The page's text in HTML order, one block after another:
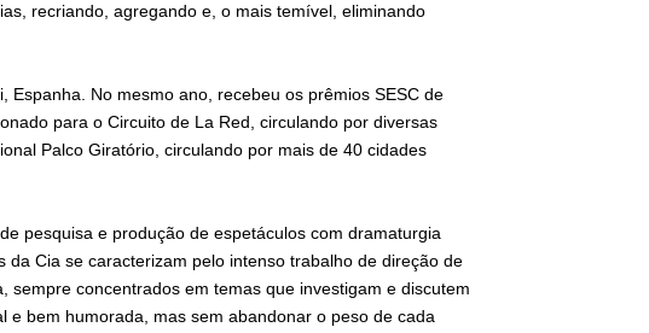
recriando, agregando e, o mais temível, eliminando
No mesmo ano, recebeu os prêmios SESC de
para o Circuito de La Red, circulando por diversas
Palco Giratório, circulando por mais de 40 cidades
pesquisa e produção de espetáculos com dramaturgia
Cia se caracterizam pelo intenso trabalho de direção de
concentrados em temas que investigam e discutem
bem humorada, mas sem abandonar o peso de cada